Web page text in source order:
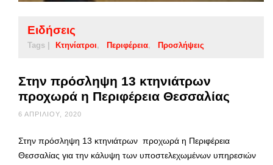
Ειδήσεις
Tags | Κτηνίατροι Περιφέρεια Προσλήψεις
Στην πρόσληψη 13 κτηνιάτρων
προχωρά η Περιφέρεια Θεσσαλίας
6 ΑΠΡΙΛΊΟΥ, 2020
Στην πρόσληψη 13 κτηνιάτρων προχωρά η Περιφέρεια
Θεσσαλίας για την κάλυψη των υποστελεχωμένων υπηρεσιών